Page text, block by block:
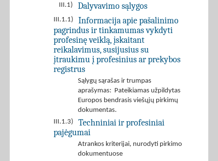
III.1) Dalyvavimo sąlygos
III.1.1)
Informacija apie pašalinimo
pagrindus ir tinkamumas vykdyti
profesinę veiklą, įskaitant
reikalavimus, susijusius su
įtraukimu į profesinius ar prekybos
registrus
Sąlygų sąrašas ir trumpas
aprašymas: Pateikiamas užpildytas
Europos bendrasis viešųjų pirkimų
dokumentas.
III.1.3)
Techniniai ir profesiniai
pajėgumai
Atrankos kriterijai, nurodyti pirkimo
dokumentuose